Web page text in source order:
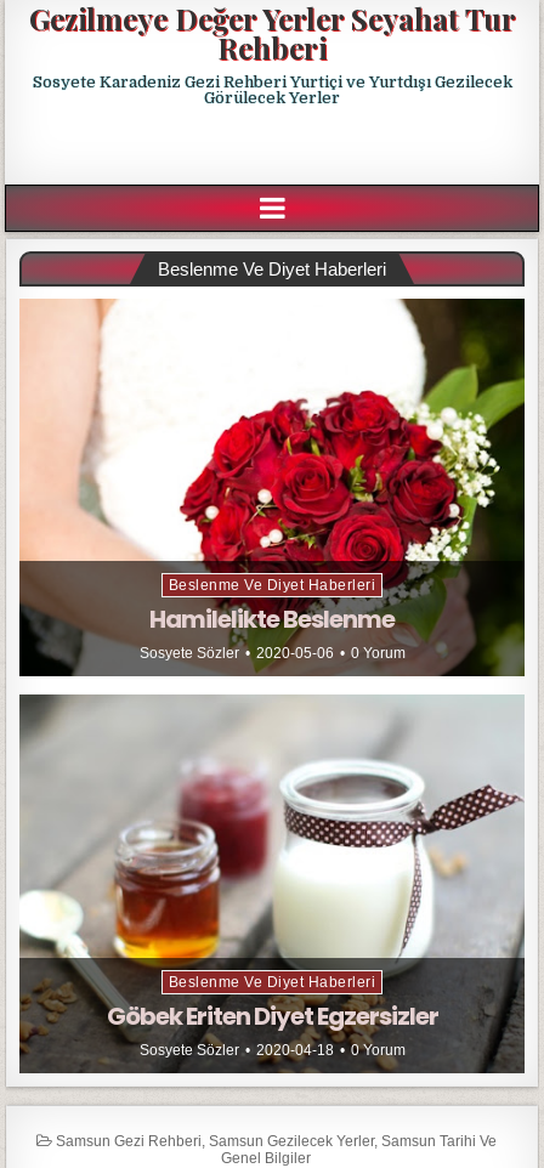
Gezilmeye Değer Yerler Seyahat Tur
Rehberi
Sosyete Karadeniz Gezi Rehberi Yurtiçi ve Yurtdışı Gezilecek
Görülecek Yerler
Beslenme Ve Diyet Haberleri
Beslenme Ve Diyet Haberleri
Hamilelikte Beslenme
Sosyete Sözler 2020-05-06 0 Yorum
Beslenme Ve Diyet Haberleri
Göbek Eriten Diyet Egzersizler
Sosyete Sözler 2020-04-18 0 Yorum
Samsun Gezi Rehberi Samsun Gezilecek Yerler, Samsun Tarihi Ve
Genel Bilgiler